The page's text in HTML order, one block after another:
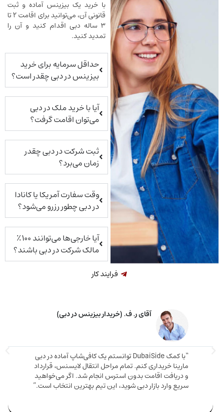
با خرید یک بیزینس آماده و ثبت
قانونی آن، می‌توانید برای اقامت ۲ تا
۳ ساله دبی اقدام کنید و آن را
تمدید کنید.
حداقل سرمایه برای خرید
بیزینس در دبی چقدر است؟
آیا با خرید ملک در دبی
می‌توان اقامت گرفت؟
ثبت شرکت در دبی چقدر
زمان می‌برد؟
وقت سفارت آمریکا یا کانادا
در دبی چطور رزرو می‌شود؟
آیا خارجی‌ها می‌توانند ۱۰۰٪
مالک شرکت در دبی باشند؟
خانم م. ق. (خریدار ملک در دبی)
دقیق و صادقانه‌ای دریافت کردم. ملکی که
هم ارزش بالایی داشت هم باعث شد اقامت
بگیرم. تیم DubaiSide از شروع خرید تا گرفتن ویزا کنار